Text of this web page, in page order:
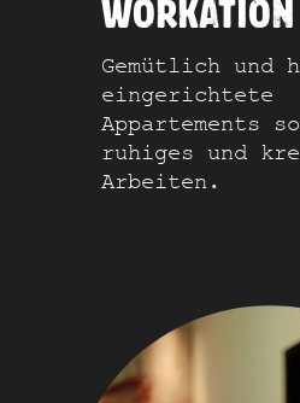
WORKATION
Gemütlich und
eingerichtete
Appartements
ruhiges und
Arbeiten.